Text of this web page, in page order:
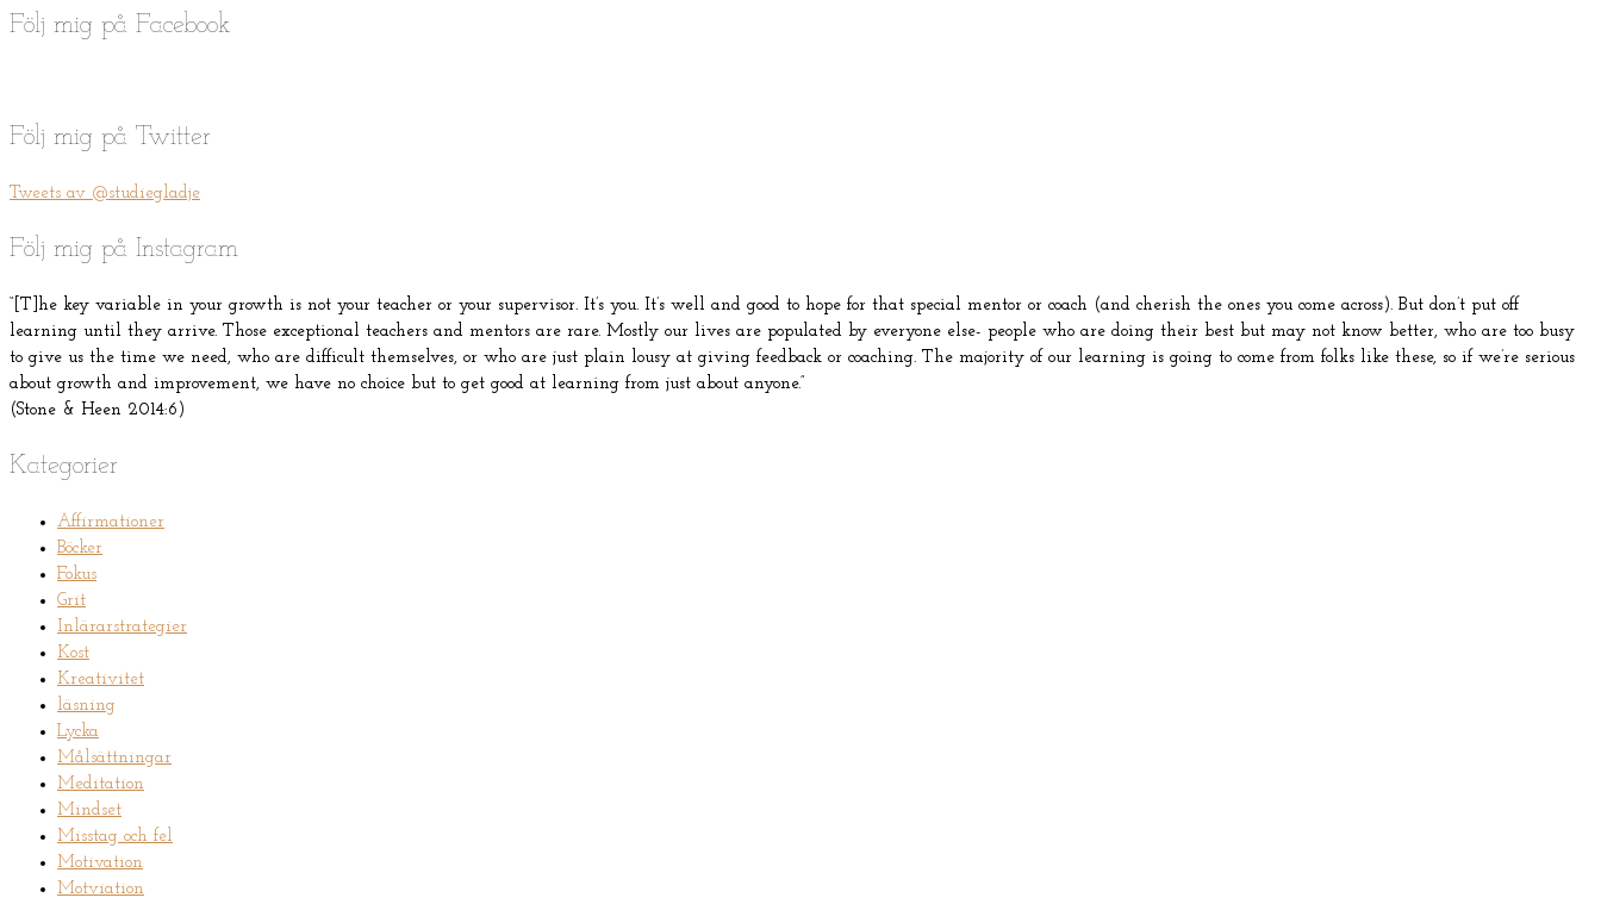
Följ mig på Facebook
Följ mig på Twitter
Tweets av @studiegladje
Följ mig på Instagram
“[T]he key variable in your growth is not your teacher or your supervisor. It’s you. It’s well and good to hope for that special mentor or coach (and cherish the ones you come across). But don’t put off
learning until they arrive. Those exceptional teachers and mentors are rare. Mostly our lives are populated by everyone else- people who are doing their best but may not know better, who are too busy
to give us the time we need, who are difficult themselves, or who are just plain lousy at giving feedback or coaching. The majority of our learning is going to come from folks like these, so if we’re serious
about growth and improvement, we have no choice but to get good at learning from just about anyone.”
(Stone & Heen 2014:6)
Kategorier
Affirmationer
Böcker
Fokus
Grit
Inlärarstrategier
Kost
Kreativitet
läsning
Lycka
Målsättningar
Meditation
Mindset
Misstag och fel
Motivation
Motviation